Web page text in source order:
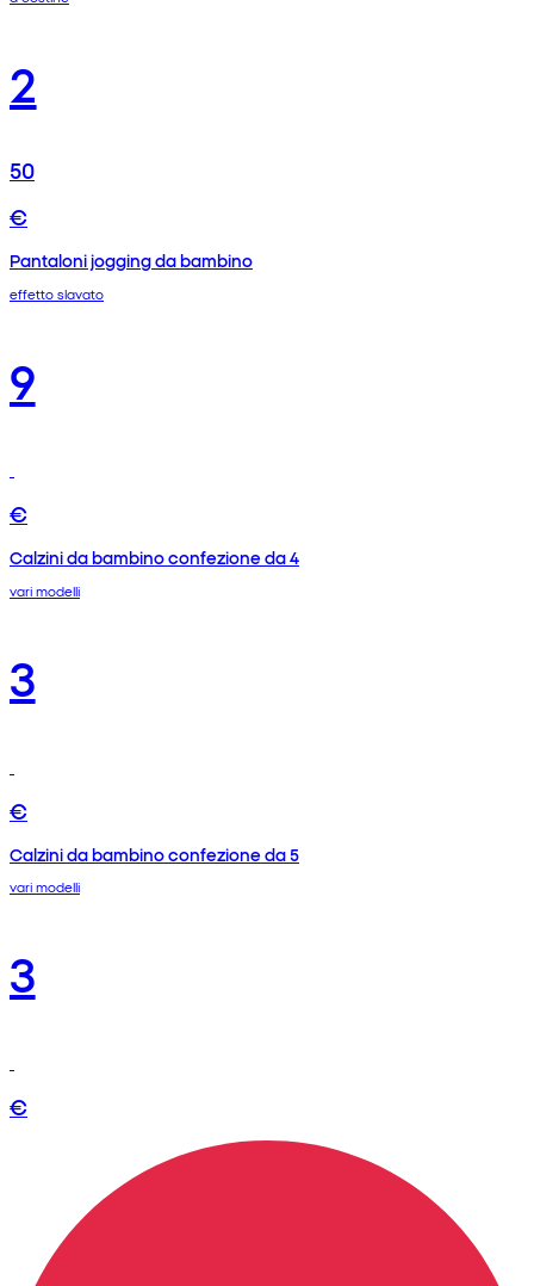
2
50
€
Pantaloni jogging da bambino
effetto slavato
9
€
Calzini da bambino confezione da 4
vari modelli
3
€
Calzini da bambino confezione da 5
vari modelli
3
€